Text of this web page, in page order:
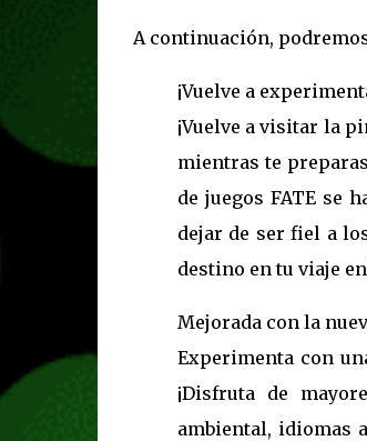
A continuación,
¡Vuelve a
¡Vuelve a visitar la
mientras te
de juegos FATE se
dejar de ser fiel a
destino en tu viaje
Mejorada con la
Experimenta con
¡Disfruta de
ambiental, idiomas